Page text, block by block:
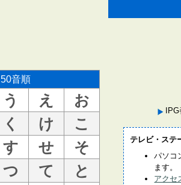
50音順
う え
お
く け
こ
す せ
そ
つ て
と
テレビ・ステ
パソコ
ます。
アクセ